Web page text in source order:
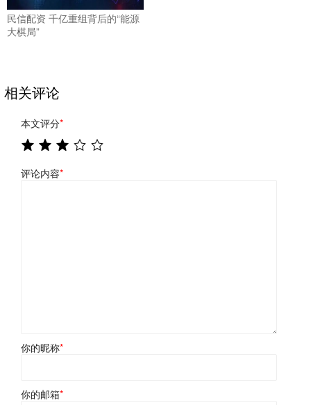
民信配资 千亿重组背后的“能源
大棋局”
相关评论
本文评分*
评论内容*
你的昵称*
你的邮箱*